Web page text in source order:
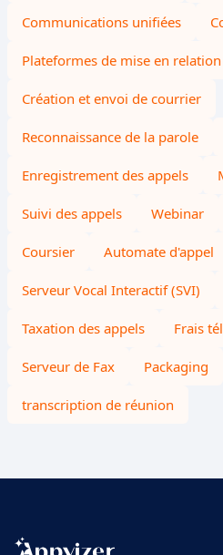
Communications unifiées
Plateformes de mise en relation
Création et envoi de courrier
Reconnaissance de la parole
Enregistrement des appels
Suivi des appels Webinar
Coursier Automate d'appel
Serveur Vocal Interactif (SVI)
Taxation des appels Frais
Serveur de Fax Packaging
transcription de réunion